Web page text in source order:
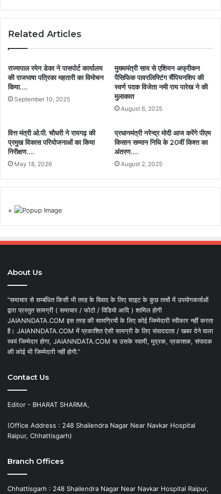
Related Articles
राज्यपाल रमेन डेका ने पासपोर्ट कार्यालय
की राजभाषा पत्रिका महतारी का विमोचन
किया….
September 10, 2025
मुख्यमंत्री साय से एशियन अफ्रीकन
पैसिफिक पावरलिफ्टिंग चैंपियनशिप की
स्वर्ण पदक विजेता नमी राय पारेख ने की
मुलाकात
August 6, 2025
वित्त मंत्री ओ.पी. चौधरी ने रायगढ़ की
प्रमुख विकास परियोजनाओं का किया
निरीक्षण….
May 18, 2026
प्रधानमंत्री नरेन्द्र मोदी आज करेंगे पीएम
किसान सम्मान निधि के 20वीं किश्त का
अंतरण….
August 2, 2025
×
About Us
“समाचार से सम्बंधित किसी भी तरह के विवाद के लिए साइट के कुछ तत्वों में उपयोगकर्ताओं
द्वारा प्रस्तुत सामग्री ( समाचार / फोटो / विडियो आदि ) शामिल होगी
JAIANNDATA.COM इस तरह की सामग्रियों के लिए कोई जिम्मेदारी स्वीकार नहीं करता
है। JAIANNDATA.COM में प्रकाशित ऐसी सामग्री के लिए संवाददाता / खबर देने वाला
स्वयं जिम्मेदार होगा, JAIANNDATA.COM या उसके स्वामी, मुद्रक, प्रकाशक, संपादक
की कोई भी जिम्मेदारी नहीं होगी.”
Contact Us
Editor - BHARAT SHARMA,
(Office Address : 248 Shailendra Nagar Near Navkar Hospital
Raipur, Chhattisgarh)
Branch Offices
Chhattisgarh : 248 Shailendra Nagar Near Navkar Hospital Raipur,